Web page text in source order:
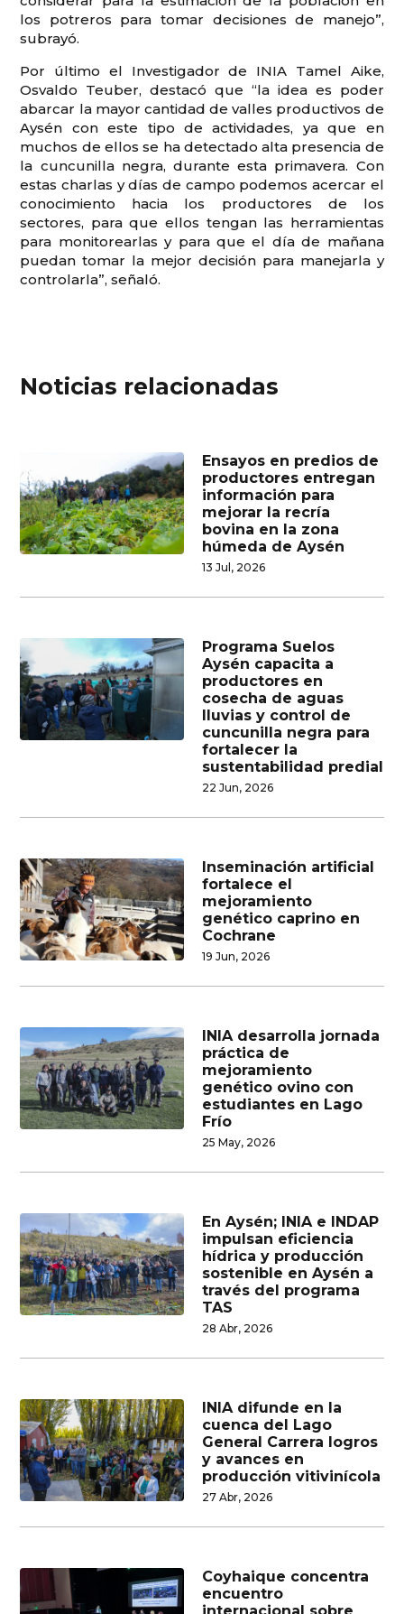
los potreros para tomar decisiones de manejo”,
subrayó.
Por último el Investigador de INIA Tamel Aike,
Osvaldo Teuber, destacó que “la idea es poder
abarcar la mayor cantidad de valles productivos de
Aysén con este tipo de actividades, ya que en
muchos de ellos se ha detectado alta presencia de
la cuncunilla negra, durante esta primavera. Con
estas charlas y días de campo podemos acercar el
conocimiento hacia los productores de los
sectores, para que ellos tengan las herramientas
para monitorearlas y para que el día de mañana
puedan tomar la mejor decisión para manejarla y
controlarla”, señaló.
Noticias relacionadas
Ensayos en predios de
productores entregan
información para
mejorar la recría
bovina en la zona
húmeda de Aysén
13 Jul, 2026
Programa Suelos
Aysén capacita a
productores en
cosecha de aguas
lluvias y control de
cuncunilla negra para
fortalecer la
sustentabilidad predial
22 Jun, 2026
Inseminación artificial
fortalece el
mejoramiento
genético caprino en
Cochrane
19 Jun, 2026
INIA desarrolla jornada
práctica de
mejoramiento
genético ovino con
estudiantes en Lago
Frío
25 May, 2026
En Aysén; INIA e INDAP
impulsan eficiencia
hídrica y producción
sostenible en Aysén a
través del programa
TAS
28 Abr, 2026
INIA difunde en la
cuenca del Lago
General Carrera logros
y avances en
producción vitivinícola
27 Abr, 2026
Coyhaique concentra
encuentro
internacional sobre